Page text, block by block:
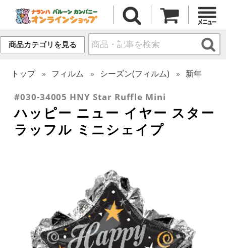
商品カテゴリを見る
トップ フィルム シーズン(フィルム) 新年
#030-34005 HNY Star Ruffle Mini
ハッピー ニュー イヤー スター
ラッフル ミニシェイプ